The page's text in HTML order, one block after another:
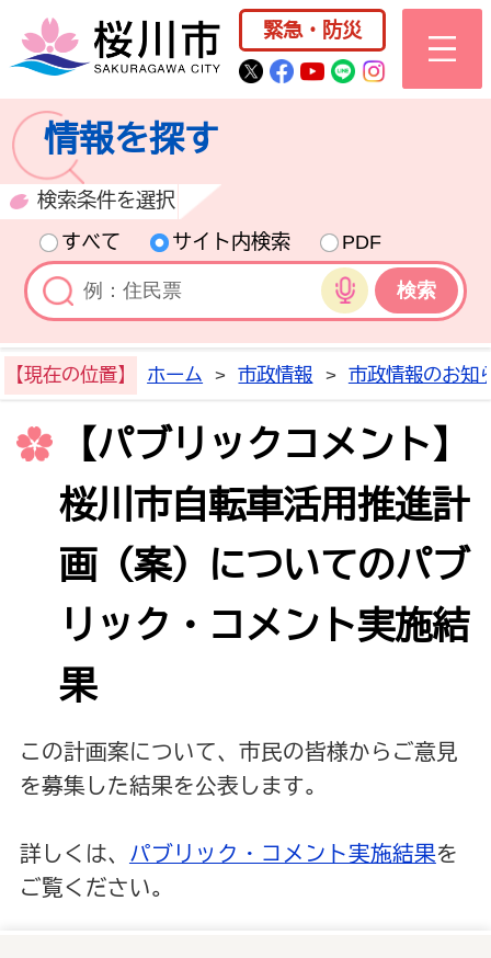
桜川市公式ホー
緊急・防災
桜川市公式Twitter
桜川市公式
桜川市公式
桜川市公式
情報を探す
検索条件を選択
すべて
サイト内検索
PDF
音声検索
【現在の位置】 ホーム > 市政情報 > 市政情報のお知
【パブリックコメント】
桜川市自転車活用推進計
画（案）についてのパブ
リック・コメント実施結
果
この計画案について、市民の皆様からご意見
を募集した結果を公表します。
詳しくは、 パブリック・コメント実施結果を
ご覧ください。